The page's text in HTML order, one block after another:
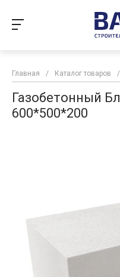
Главная / Каталог товаров /
Газобетонный
600*500*200